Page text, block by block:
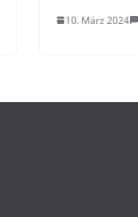
10. März 2024